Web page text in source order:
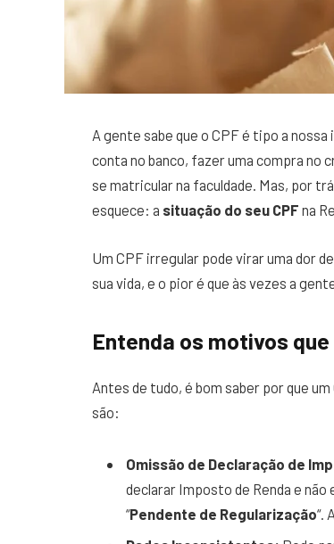
A gente sabe que o CPF é tipo a
conta no banco, fazer uma compra no
se matricular na faculdade. Mas, por
esquece: a situação do seu CPF na
Um CPF irregular pode virar uma dor
sua vida, e o pior é que às vezes a
Entenda os motivos
Antes de tudo, é bom saber por que
são:
Omissão de Declaração de
declarar Imposto de Renda e
“Pendente de Regularização“.